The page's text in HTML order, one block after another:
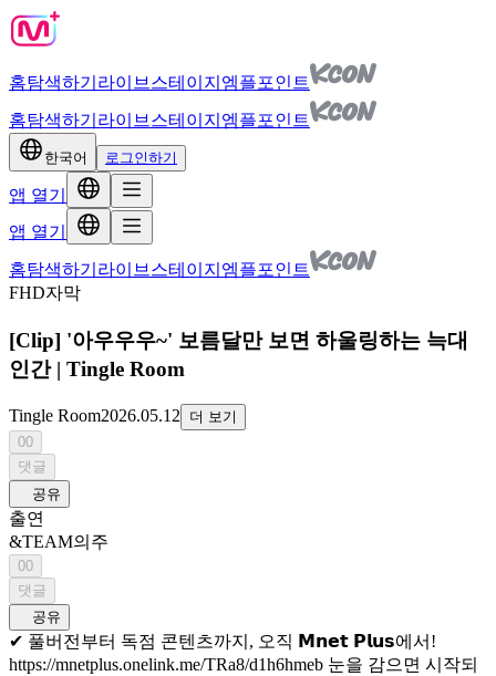
홈탐색하기 라이브 스테이지 엠플포인트
홈탐색하기 라이브 스테이지 엠플포인트
한국어 로그인하기
앱 열기
앱 열기
홈탐색하기 라이브 스테이지 엠플포인트
FHD자막
[Clip] '아우우우~' 보름달만 보면 하울링하는 늑대
인간 | Tingle Room
Tingle Room2026.05.12 더 보기
00
댓글
공유
출연
&TEAM의주
00
댓글
공유
✔ 풀버전부터 독점 콘텐츠까지, 오직 𝗠𝗻𝗲𝘁 𝗣𝗹𝘂𝘀에서!
https://mnetplus.onelink.me/TRa8/d1h6hmeb 눈을 감으면 시작되